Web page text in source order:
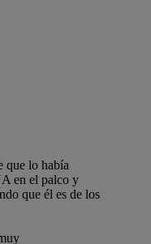
que lo había
en el palco y
que él es de los